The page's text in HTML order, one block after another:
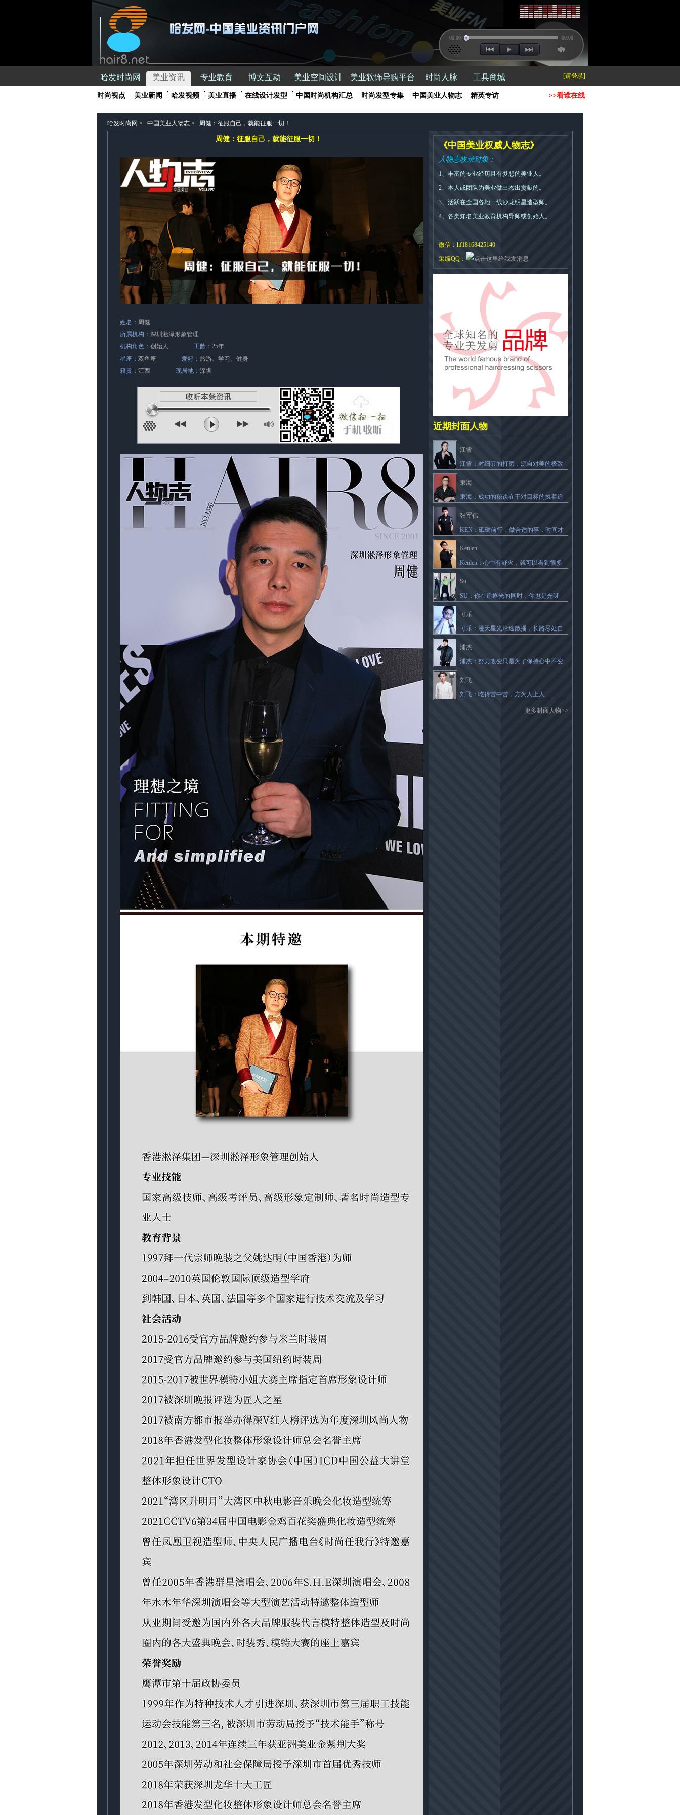
00:00 00:00
哈发时尚网 美业资讯 专业教育 博文互动 美业空间设计 美业软饰导购平台 时尚人脉 工具商城 [请登录]
时尚视点 美业新闻 哈发视频 美业直播 在线设计发型 中国时尚机构汇总 时尚发型专集 中国美业人物志 精英专访 >>看谁在线
哈发时尚网 > 中国美业人物志 > 周健：征服自己，就能征服一切！
周健：征服自己，就能征服一切！
姓名： 周健
所属机构： 深圳淞泽形象管理
机构角色： 创始人 工龄： 25年
星座： 双鱼座 爱好： 旅游、学习、健身
籍贯： 江西 现居地： 深圳
《中国美业权威人物志》
人物志收录对象：
1、丰富的专业经历且有梦想的美业人。
2、本人或团队为美业做出杰出贡献的。
3、活跃在全国各地一线沙龙明星造型师。
4、各类知名美业教育机构导师或创始人。
微信：hf18168425140
采编QQ：
近期封面人物
江雪
江雪：对细节的打磨，源自对美的极致
苛求
東海
東海：成功的秘诀在于对目标的执着追
求
张军伟
KEN：​砥砺前行，做合适的事，时间才
Kenlen
Kenlen：心中有野火，就可以看到很多
Su
SU：你在追逐光的同时，你也是光呀
可乐
可乐：漫天星光沿途散播，长路尽处自
有灯火
浦杰
浦杰：努力改变只是为了保持心中不变
刘飞
刘飞：吃得苦中苦，方为人上人
更多封面人物>>